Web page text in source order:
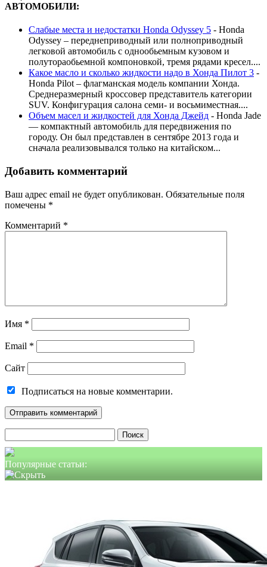
АВТОМОБИЛИ:
Слабые места и недостатки Honda Odyssey 5 - Honda
Odyssey – переднеприводный или полноприводный
легковой автомобиль с однообьемным кузовом и
полутораобьемной компоновкой, тремя рядами кресел....
Какое масло и сколько жидкости надо в Хонда Пилот 3 -
Honda Pilot – флагманская модель компании Хонда.
Среднеразмерный кроссовер представитель категории
SUV. Конфигурация салона семи- и восьмиместная....
Объем масел и жидкостей для Хонда Джейд - Honda Jade
— компактный автомобиль для передвижения по
городу. Он был представлен в сентябре 2013 года и
сначала реализовывался только на китайском...
Добавить комментарий
Ваш адрес email не будет опубликован. Обязательные поля
помечены *
Комментарий *
Имя *
Email *
Сайт
Подписаться на новые комментарии.
Популярные статьи: